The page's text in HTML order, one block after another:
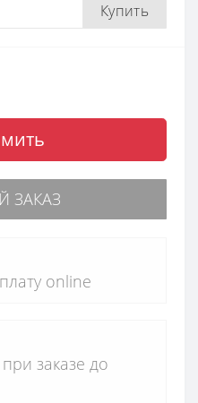
Купить
ЗАКАЗ
online
заказе до